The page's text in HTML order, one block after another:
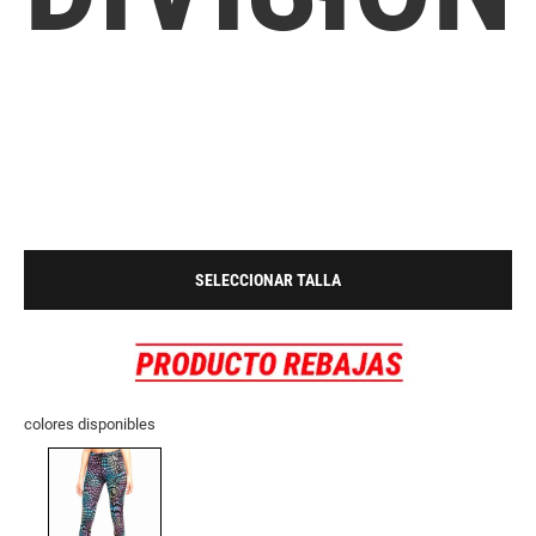
SELECCIONAR TALLA
colores disponibles